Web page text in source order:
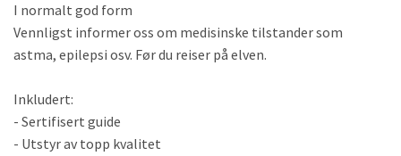
I normalt god form
Vennligst informer oss om medisinske tilstander som
astma, epilepsi osv. Før du reiser på elven.
Inkludert:
- Sertifisert guide
- Utstyr av topp kvalitet